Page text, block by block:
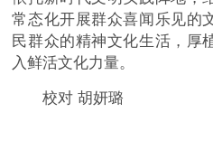
常态化开展群众喜闻乐见的
民群众的精神文化生活，厚
入鲜活文化力量。
校对 胡妍璐